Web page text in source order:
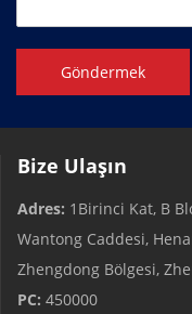
Göndermek
Bize Ulaşın
Adres: 1Birinci Kat, B
Wantong Caddesi,
Zhengdong Bölgesi,
PC: 450000